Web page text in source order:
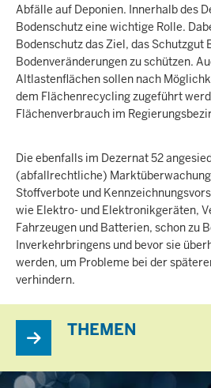
Abfälle auf Deponien. Innerhalb des
Bodenschutz eine wichtige Rolle.
Bodenschutz das Ziel, das Schutzgut
Bodenveränderungen zu schützen.
Altlastenflächen sollen nach
dem Flächenrecycling zugeführt
Flächenverbrauch im
Die ebenfalls im Dezernat 52
(abfallrechtliche)
Stoffverbote und
wie Elektro- und Elektronikgeräten,
Fahrzeugen und Batterien, schon zu
Inverkehrbringens und bevor sie
werden, um Probleme bei der
verhindern.
THEMEN